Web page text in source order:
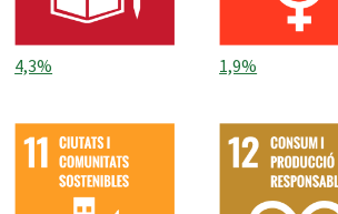
4,3% 1,9%